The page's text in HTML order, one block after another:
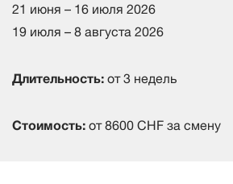
21 июня – 16 июля 2026
19 июля – 8 августа 2026
Длительность:от 3 недель
Стоимость:от 8600 CHF за смену